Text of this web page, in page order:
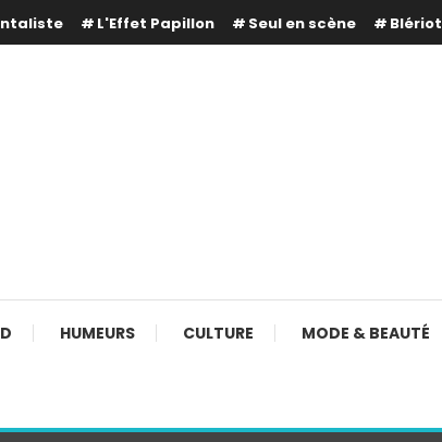
L'Effet Papillon Seul en scène Blériot
HUMEURS CULTURE MODE & BEAUTÉ